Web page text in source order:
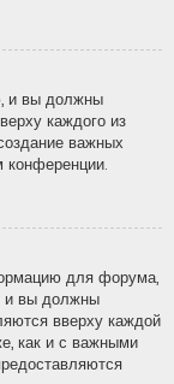
и вы должны
каждого из
важных
конференции.
для форума,
и вы должны
вверху каждой
как и с важными